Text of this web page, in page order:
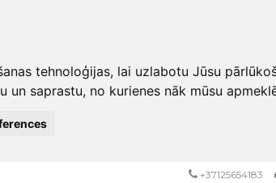
tehnoloģijas, lai uzlabotu Jūsu
un saprastu, no kurienes nāk mūsu
+37125654183